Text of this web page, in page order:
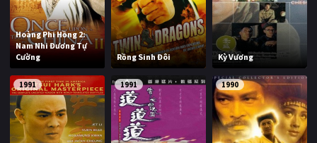
Hoàng Phi Hồng 2:
Nam Nhi Đương Tự
Cường
Rồng Sinh Đôi Kỳ Vương
1991 1991 1990